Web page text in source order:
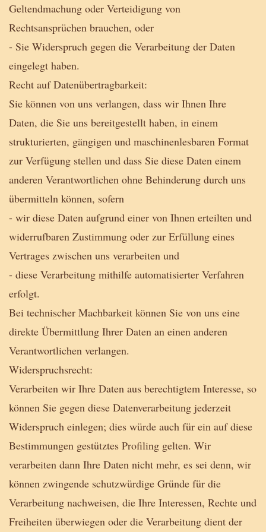
Geltendmachung oder Verteidigung von
Rechtsansprüchen brauchen, oder
- Sie Widerspruch gegen die Verarbeitung der Daten
eingelegt haben.
Recht auf Datenübertragbarkeit:
Sie können von uns verlangen, dass wir Ihnen Ihre
Daten, die Sie uns bereitgestellt haben, in einem
strukturierten, gängigen und maschinenlesbaren Format
zur Verfügung stellen und dass Sie diese Daten einem
anderen Verantwortlichen ohne Behinderung durch uns
übermitteln können, sofern
- wir diese Daten aufgrund einer von Ihnen erteilten und
widerrufbaren Zustimmung oder zur Erfüllung eines
Vertrages zwischen uns verarbeiten und
- diese Verarbeitung mithilfe automatisierter Verfahren
erfolgt.
Bei technischer Machbarkeit können Sie von uns eine
direkte Übermittlung Ihrer Daten an einen anderen
Verantwortlichen verlangen.
Widerspruchsrecht:
Verarbeiten wir Ihre Daten aus berechtigtem Interesse, so
können Sie gegen diese Datenverarbeitung jederzeit
Widerspruch einlegen; dies würde auch für ein auf diese
Bestimmungen gestütztes Profiling gelten. Wir
verarbeiten dann Ihre Daten nicht mehr, es sei denn, wir
können zwingende schutzwürdige Gründe für die
Verarbeitung nachweisen, die Ihre Interessen, Rechte und
Freiheiten überwiegen oder die Verarbeitung dient der